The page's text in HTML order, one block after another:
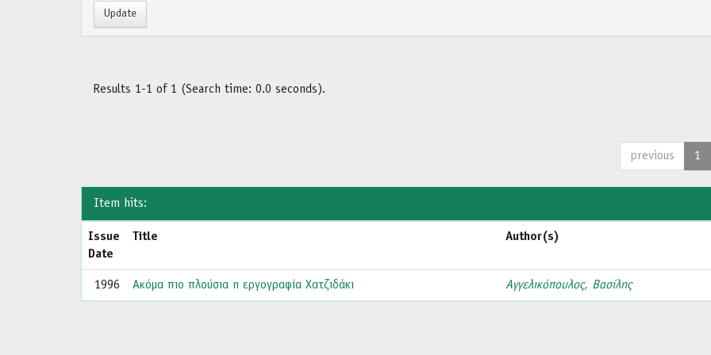
Results 1-1 of 1 (Search time: 0.0 seconds).
previous 1
Item hits:
Issue
Date
Title Author(s)
1996 Ακόμα πιο πλούσια η εργογραφία Χατζιδάκι Αγγελικόπουλος, Βασίλης